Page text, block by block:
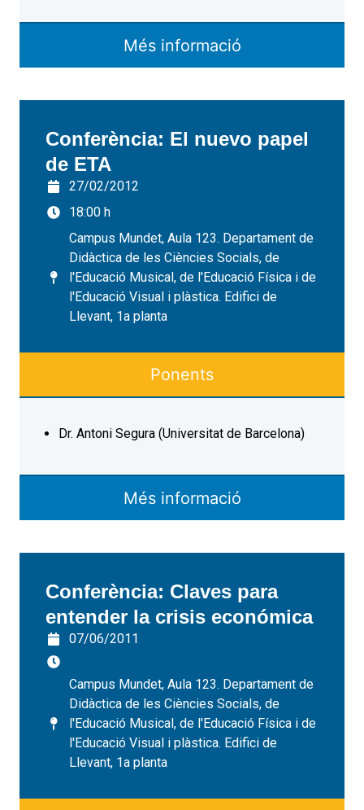
Més informació
Conferència: El nuevo papel
de ETA
27/02/2012
18:00 h
Campus Mundet, Aula 123. Departament de
Didàctica de les Ciències Socials, de
l'Educació Musical, de l'Educació Física i de
l'Educació Visual i plàstica. Edifici de
Llevant, 1a planta
Ponents
Més informació
Dr. Antoni Segura (Universitat de Barcelona)
Conferència: Claves para
entender la crisis económica
07/06/2011
Campus Mundet, Aula 123. Departament de
Didàctica de les Ciències Socials, de
l'Educació Musical, de l'Educació Física i de
l'Educació Visual i plàstica. Edifici de
Llevant, 1a planta